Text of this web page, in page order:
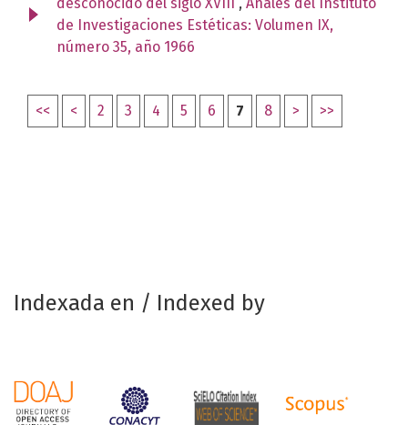
de Investigaciones Estéticas: Volumen IX,
número 35, año 1966
<< < 2 3 4 5 6 7 8 > >>
Indexada en / Indexed by